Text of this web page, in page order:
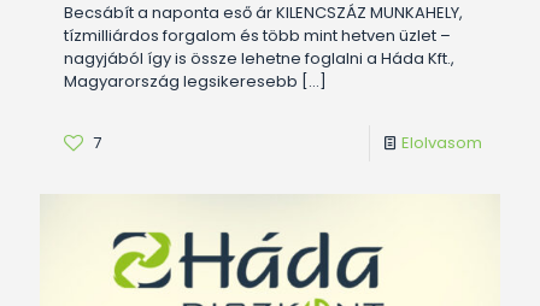
Becsábít a naponta eső ár KILENCSZÁZ MUNKAHELY,
tízmilliárdos forgalom és több mint hetven üzlet –
nagyjából így is össze lehetne foglalni a Háda Kft.,
Magyarország legsikeresebb […]
7 Elolvasom